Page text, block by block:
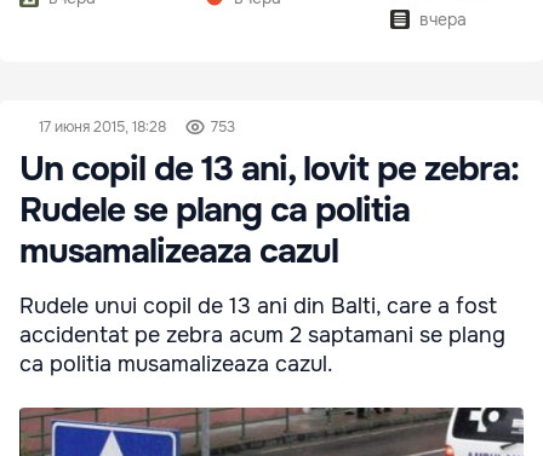
вчера
17 июня 2015, 18:28 753
Un copil de 13 ani, lovit pe zebra:
Rudele se plang ca politia
musamalizeaza cazul
Rudele unui copil de 13 ani din Balti, care a fost
accidentat pe zebra acum 2 saptamani se plang
ca politia musamalizeaza cazul.